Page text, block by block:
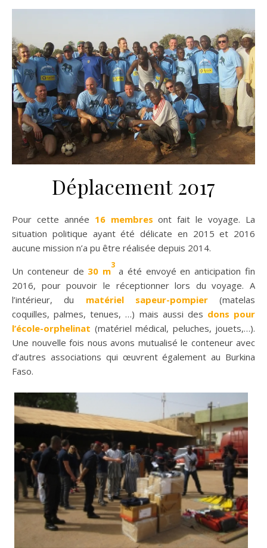
Déplacement 2017
Pour cette année 16 membres ont fait le voyage. La
situation politique ayant été délicate en 2015 et 2016
aucune mission n’a pu être réalisée depuis 2014.
Un conteneur de 30 m
3
a été envoyé en anticipation fin
2016, pour pouvoir le réceptionner lors du voyage. A
l’intérieur, du matériel sapeur-pompier(matelas
coquilles, palmes, tenues, …) mais aussi des dons pour
l’école-orphelinat (matériel médical, peluches, jouets,…).
Une nouvelle fois nous avons mutualisé le conteneur avec
d’autres associations qui œuvrent également au Burkina
Faso.